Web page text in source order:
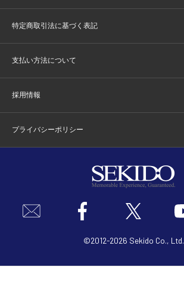
特定商取引法に基づく表記
支払い方法について
採用情報
プライバシーポリシー
©2012-2026 Sekido Co., Ltd.